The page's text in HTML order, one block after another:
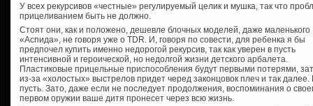
У всех рекурсивов «честные» регулируемый целик и мушка, так что
прицеливанием быть не должно.
Стоят они, как и положено, дешевле блочных моделей, даже маленького
«Аспида», не говоря уже о TDR. И, говоря по совести, для ребенка я бы
предпочел купить именно недорогой рекурсив, так как уверен в пусть
интенсивной и героической, но недолгой жизни детского арбалета.
Пластиковые прицельные приспособления будут первыми потерями,
из-за «холостых» выстрелов придет черед законцовок плеч и так далее.
пусть. Зато, даже если не последует продолжения, воспоминания о
первом оружии ваше дитя пронесет через всю жизнь.